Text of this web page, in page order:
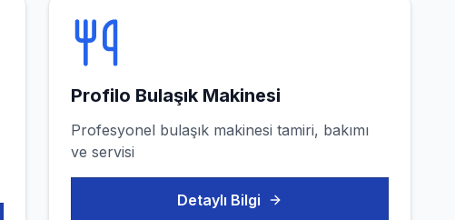
Profilo Bulaşık Makinesi
Profesyonel bulaşık makinesi tamiri, bakımı
ve servisi
Detaylı Bilgi